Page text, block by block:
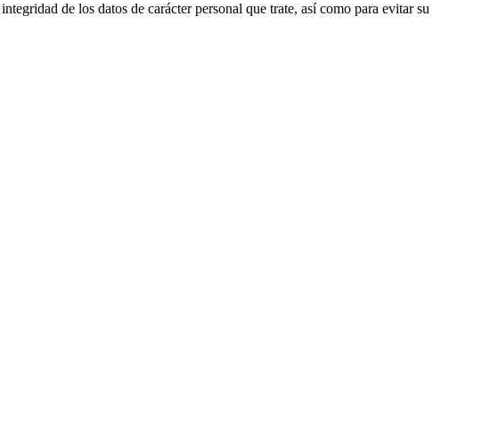
de los datos de carácter personal que trate, así como para evitar su